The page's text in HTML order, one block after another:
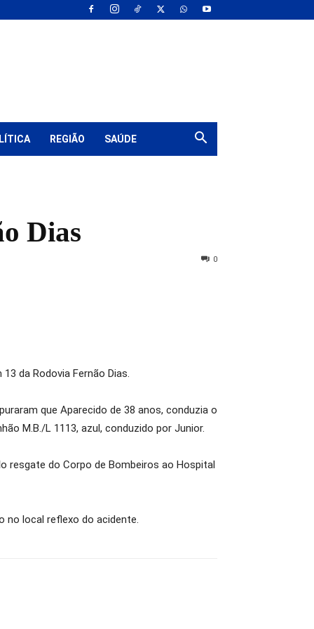
REGIÃO SAÚDE
Dias
0
da Rodovia Fernão Dias.
que Aparecido de 38 anos, conduzia o
M.B./L 1113, azul, conduzido por Junior.
resgate do Corpo de Bombeiros ao Hospital
no local reflexo do acidente.